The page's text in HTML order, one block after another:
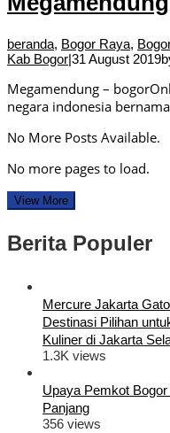
beranda, Bogor Raya,
Kab Bogor|31 August 2019
Megamendung –
negara indonesia
No More Posts Available.
No more pages to load.
View More
Berita Populer
Mercure Jakarta
Destinasi Pilihan
Kuliner di Jakarta
1.3K views
Upaya Pemkot
Panjang
356 views